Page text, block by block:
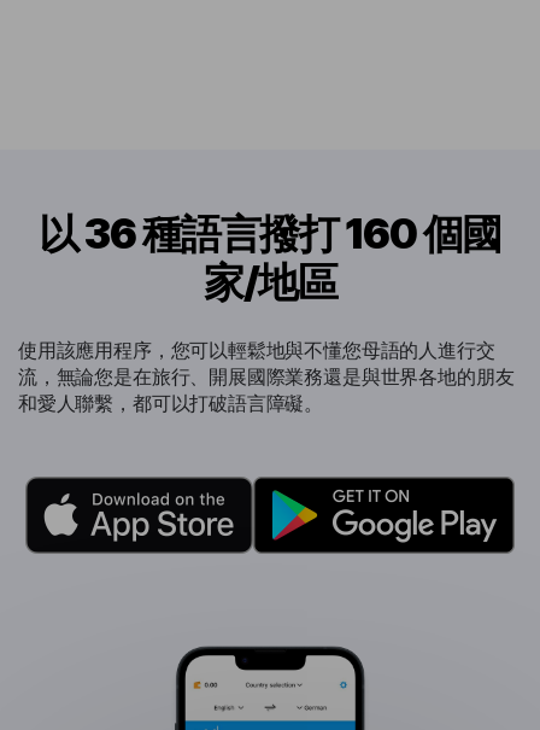
以 36 種語言撥打 160 個國
家/地區
使用該應用程序，您可以輕鬆地與不懂您母語的人進行交
流，無論您是在旅行、開展國際業務還是與世界各地的朋友
和愛人聯繫，都可以打破語言障礙。